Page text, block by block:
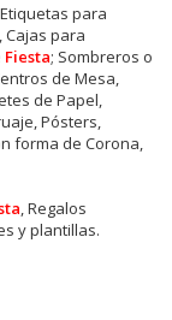
para
Cajas para
Fiesta; Sombreros o
de Mesa,
de Papel,
Pósters,
forma de Corona,
, Regalos
y plantillas.